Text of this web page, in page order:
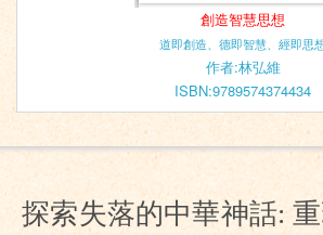
創造智慧思想
道即創造、德即智慧、經即思
作者:林弘維
ISBN:9789574374434
探索失落的中華神話: